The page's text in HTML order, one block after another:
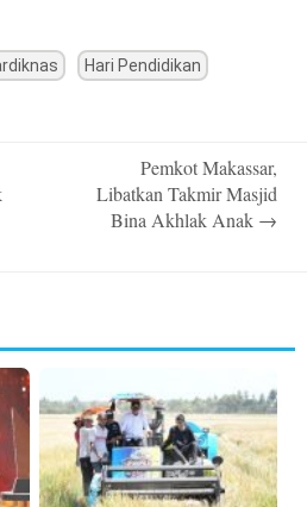
Hari Pendidikan
Pemkot Makassar,
Libatkan Takmir Masjid
Bina Akhlak Anak →